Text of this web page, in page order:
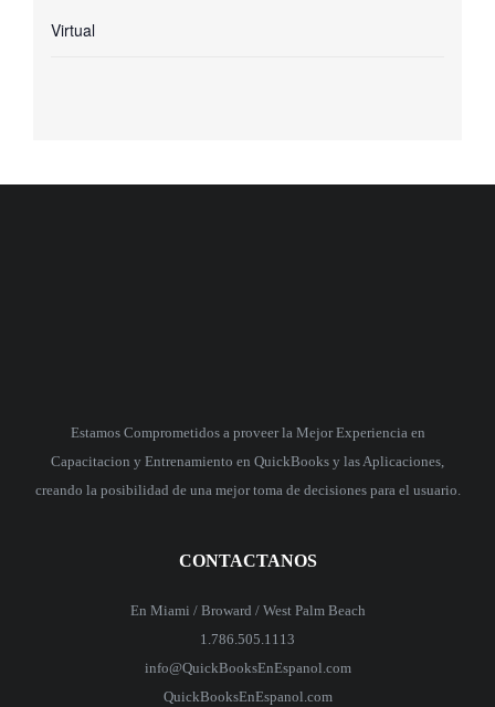
Virtual
Estamos Comprometidos a proveer la Mejor Experiencia en
Capacitacion y Entrenamiento en QuickBooks y las Aplicaciones,
creando la posibilidad de una mejor toma de decisiones para el usuario.
CONTACTANOS
En Miami / Broward / West Palm Beach
1.786.505.1113
info@QuickBooksEnEspanol.com
QuickBooksEnEspanol.com